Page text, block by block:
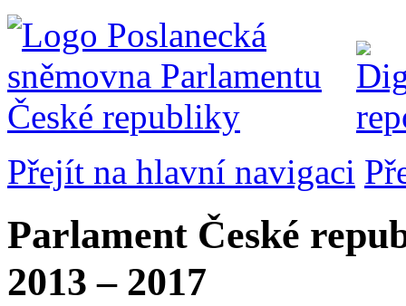
Přejít na hlavní navigaci
Parlament České
2013 – 2017